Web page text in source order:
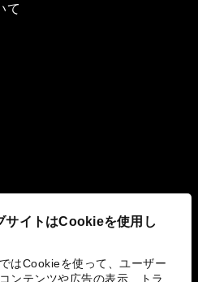
サイトはCookieを使用し
はCookieを使って、ユーザー
ンテンツや広告の表示、トラ
て
み